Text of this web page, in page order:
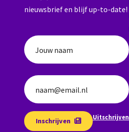
nieuwsbrief en blijf up-to-date!
Jouw naam
naam@email.nl
Inschrijven Uitschrijven